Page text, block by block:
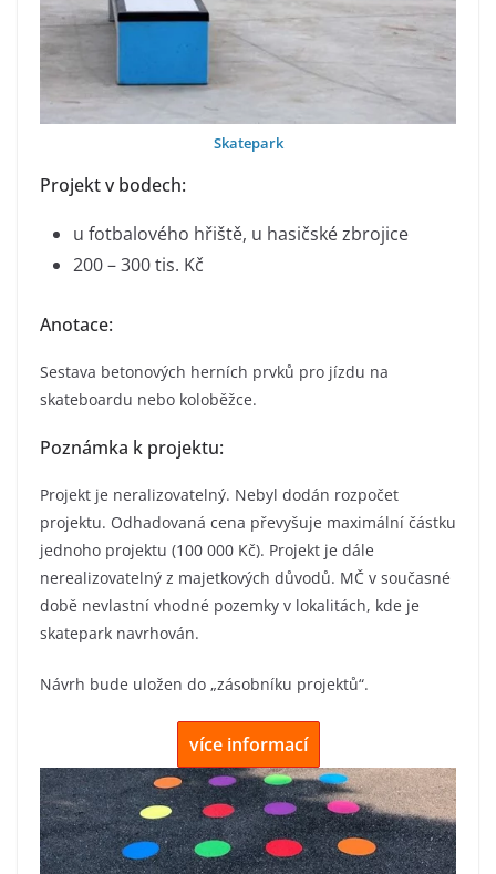
Skatepark
Projekt v bodech:
u fotbalového hřiště, u hasičské zbrojice
200 – 300 tis. Kč
Anotace:
Sestava betonových herních prvků pro jízdu na
skateboardu nebo koloběžce.
Poznámka k projektu:
Projekt je neralizovatelný. Nebyl dodán rozpočet
projektu. Odhadovaná cena převyšuje maximální částku
jednoho projektu (100 000 Kč). Projekt je dále
nerealizovatelný z majetkových důvodů. MČ v současné
době nevlastní vhodné pozemky v lokalitách, kde je
skatepark navrhován.
Návrh bude uložen do „zásobníku projektů“.
více informací